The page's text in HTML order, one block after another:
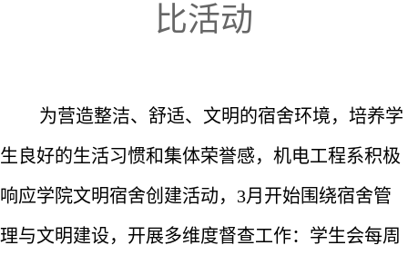
比活动
为营造整洁、舒适、文明的宿舍环境，培养学
生良好的生活习惯和集体荣誉感，机电工程系积极
响应学院文明宿舍创建活动，3月开始围绕宿舍管
理与文明建设，开展多维度督查工作：学生会每周